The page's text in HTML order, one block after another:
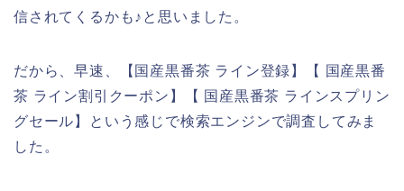
信されてくるかも♪と思いました。
だから、早速、【国産黒番茶 ライン登録】【 国産黒番
茶 ライン割引クーポン】【 国産黒番茶 ラインスプリン
グセール】という感じで検索エンジンで調査してみま
した。